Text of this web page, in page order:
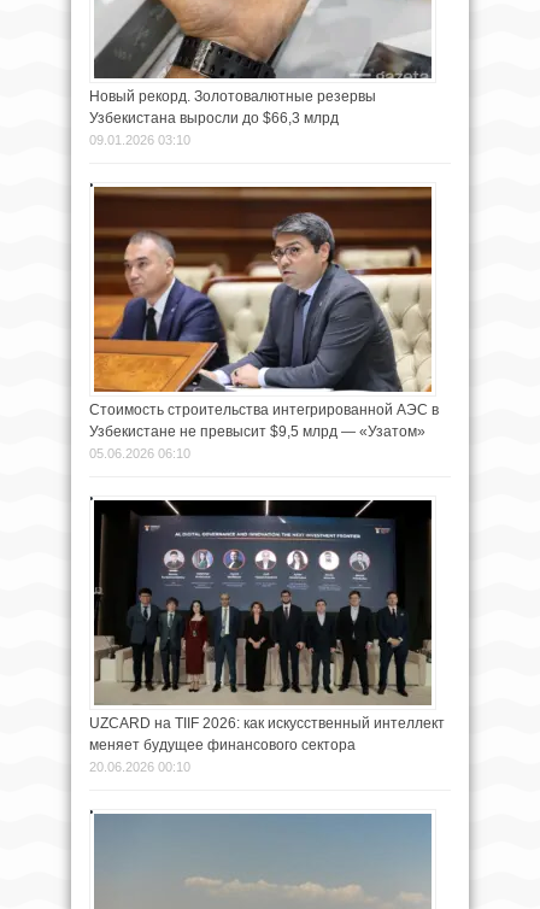
Новый рекорд. Золотовалютные резервы
Узбекистана выросли до $66,3 млрд
09.01.2026 03:10
Стоимость строительства интегрированной АЭС в
Узбекистане не превысит $9,5 млрд — «Узатом»
05.06.2026 06:10
UZCARD на TIIF 2026: как искусственный интеллект
меняет будущее финансового сектора
20.06.2026 00:10